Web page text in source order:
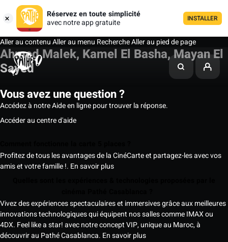
Réservez en toute simplicité
avec notre app gratuite
INSTALLER
Aller au contenuAller au menu RechercheAller au pied de page
Ahmed Malek, Kamel El Basha, Mayan El
Sayed
Vous avez une question ?
Accédez à notre Aide en ligne pour trouver la réponse.
Accéder au centre d'aide
Profitez de tous les avantages de la CinéCarte et partagez-les avec vos
amis et votre famille !. En savoir plus
Vivez des expériences spectaculaires et immersives grâce aux meilleures
innovations technologiques qui équipent nos salles comme IMAX ou
4DX. Feel like a star! avec notre concept VIP, unique au Maroc, à
découvrir au Pathé Casablanca. En savoir plus